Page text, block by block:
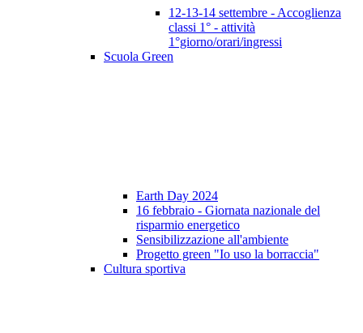
12-13-14 settembre - Accoglienza
classi 1° - attività
1°giorno/orari/ingressi
Scuola Green
Earth Day 2024
16 febbraio - Giornata nazionale del
risparmio energetico
Sensibilizzazione all'ambiente
Progetto green "Io uso la borraccia"
Cultura sportiva